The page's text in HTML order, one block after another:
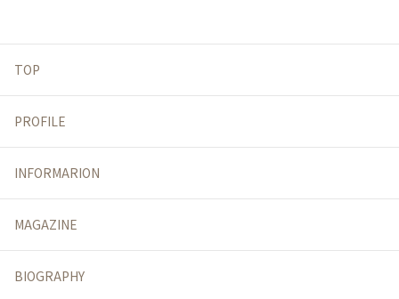
TOP
PROFILE
INFORMARION
MAGAZINE
BIOGRAPHY